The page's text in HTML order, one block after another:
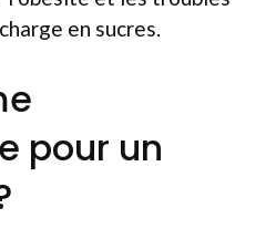
en sucres.
pour un